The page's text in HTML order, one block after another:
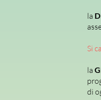
la
Si
la
di